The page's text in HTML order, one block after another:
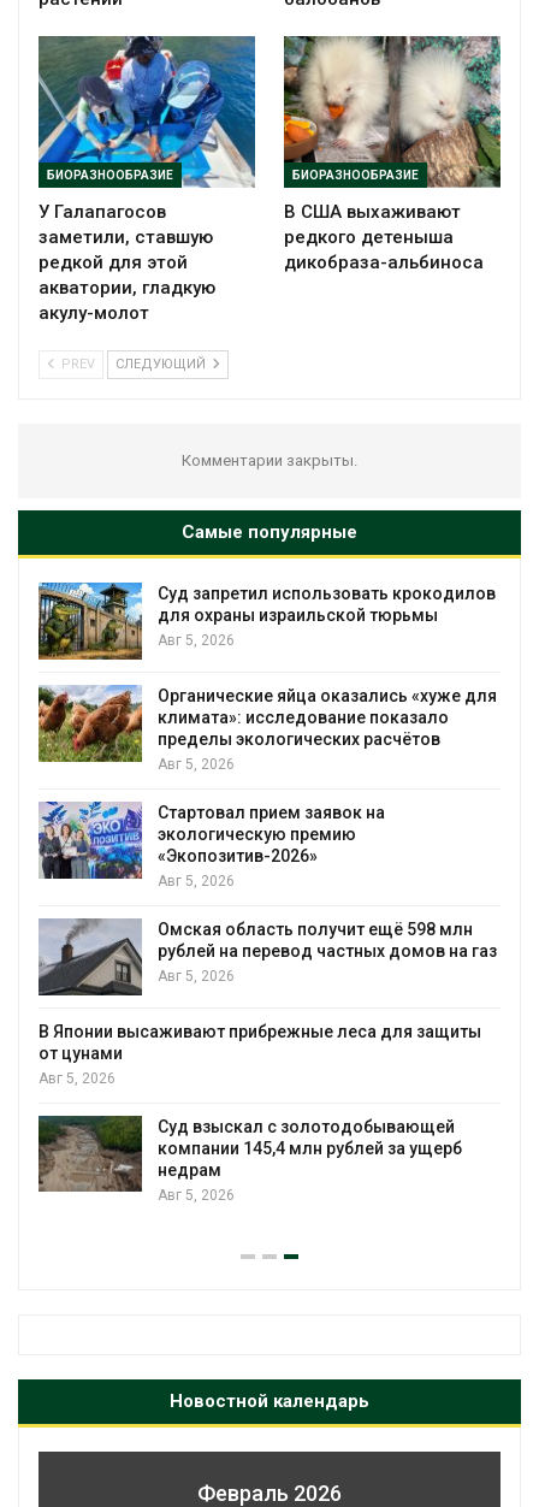
БИОРАЗНООБРАЗИЕ
У Галапагосов
заметили, ставшую
редкой для этой
акватории, гладкую
акулу-молот
БИОРАЗНООБРАЗИЕ
В США выхаживают
редкого детеныша
дикобраза-альбиноса
PREV СЛЕДУЮЩИЙ
Комментарии закрыты.
Самые популярные
Суд запретил использовать крокодилов
для охраны израильской тюрьмы
Авг 5, 2026
Органические яйца оказались «хуже для
климата»: исследование показало
пределы экологических расчётов
Авг 5, 2026
Стартовал прием заявок на
экологическую премию
«Экопозитив-2026»
Авг 5, 2026
Омская область получит ещё 598 млн
рублей на перевод частных домов на газ
Авг 5, 2026
В Японии высаживают прибрежные леса для защиты
от цунами
Авг 5, 2026
Суд взыскал с золотодобывающей
компании 145,4 млн рублей за ущерб
недрам
Авг 5, 2026
Новостной календарь
Февраль 2026